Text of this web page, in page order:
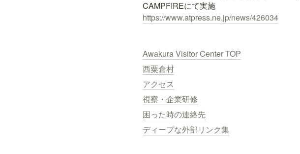
https://www.atpress.ne.jp/news/426034
Awakura Visitor Center TOP
西粟倉村
アクセス
視察・企業研修
困った時の連絡先
ディープな外部リンク集